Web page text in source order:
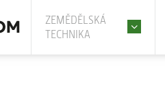
ZEMĚDĚLSKÁ
TECHNIKA